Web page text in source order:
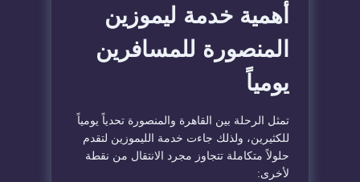
​أهمية خدمة ليموزين
المنصورة للمسافرين
يومياً
​تمثل الرحلة بين القاهرة والمنصورة تحدياً يومياً
للكثيرين، ولذلك جاءت خدمة الليموزين لتقدم
حلولاً متكاملة تتجاوز مجرد الانتقال من نقطة
لأخرى: